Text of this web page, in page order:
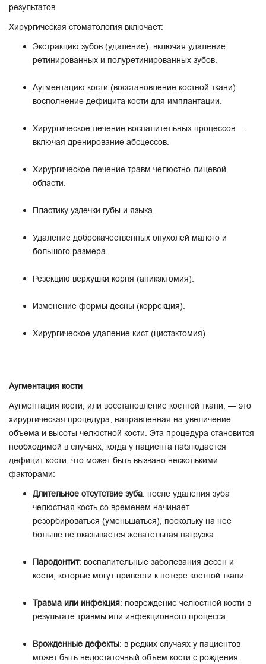
результатов.
Хирургическая стоматология включает:
Экстракцию зубов (удаление), включая удаление
ретинированных и полуретинированных зубов.
Аугментацию кости (восстановление костной ткани):
восполнение дефицита кости для имплантации.
Хирургическое лечение воспалительных процессов —
включая дренирование абсцессов.
Хирургическое лечение травм челюстно-лицевой
области.
Пластику уздечки губы и языка.
Удаление доброкачественных опухолей малого и
большого размера.
Резекцию верхушки корня (апикэктомия).
Изменение формы десны (коррекция).
Хирургическое удаление кист (цистэктомия).
Аугментация кости
Аугментация кости, или восстановление костной ткани, — это
хирургическая процедура, направленная на увеличение
объема и высоты челюстной кости. Эта процедура становится
необходимой в случаях, когда у пациента наблюдается
дефицит кости, что может быть вызвано несколькими
факторами:
Длительное отсутствие зуба: после удаления зуба
челюстная кость со временем начинает
резорбироваться (уменьшаться), поскольку на неё
больше не оказывается жевательная нагрузка.
Пародонтит: воспалительные заболевания десен и
кости, которые могут привести к потере костной ткани.
Травма или инфекция: повреждение челюстной кости в
результате травмы или инфекционного процесса.
Врожденные дефекты: в редких случаях у пациентов
может быть недостаточный объем кости с рождения.